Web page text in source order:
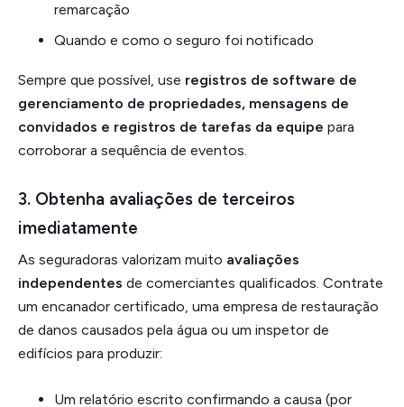
remarcação
Quando e como o seguro foi notificado
Sempre que possível, use registros de software de
gerenciamento de propriedades, mensagens de
convidados e registros de tarefas da equipe para
corroborar a sequência de eventos.
3. Obtenha avaliações de terceiros
imediatamente
As seguradoras valorizam muito avaliações
independentes de comerciantes qualificados. Contrate
um encanador certificado, uma empresa de restauração
de danos causados pela água ou um inspetor de
edifícios para produzir:
Um relatório escrito confirmando a causa (por